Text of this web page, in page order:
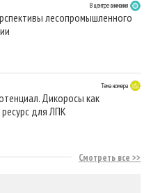
В центре внимания
лесопромышленного
Тема номера
Дикоросы как
ресурс для ЛПК
Смотреть все